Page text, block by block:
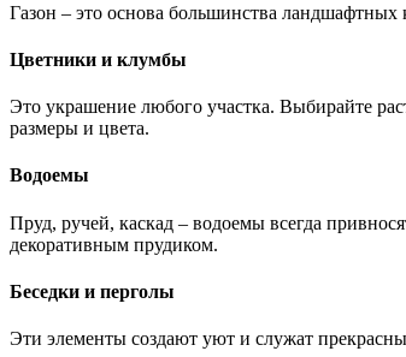
Газон – это основа большинства
Цветники и клумбы
Это украшение любого участка. Выбирайте
размеры и цвета.
Водоемы
Пруд, ручей, каскад – водоемы всегда
декоративным прудиком.
Беседки и перголы
Эти элементы создают уют и служат